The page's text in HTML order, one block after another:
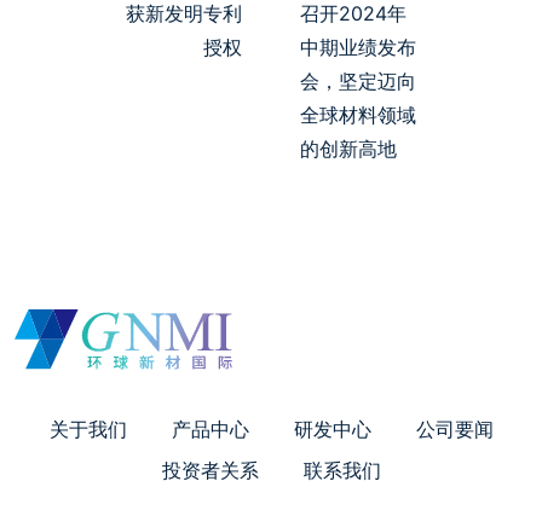
获新发明专利
授权
召开2024年
中期业绩发布
会，坚定迈向
全球材料领域
的创新高地
关于我们 产品中心 研发中心
公司要闻
投资者关系
联系我们